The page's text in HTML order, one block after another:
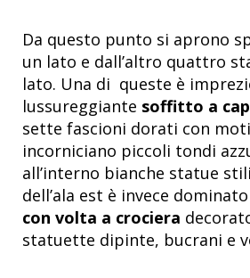
Da questo punto si aprono
un lato e dall’altro quattro
lato. Una di queste è
lussureggiante soffitto a
sette fascioni dorati con
incorniciano piccoli tondi
all’interno bianche statue
dell’ala est è invece
con volta a crociera
statuette dipinte, bucrani e